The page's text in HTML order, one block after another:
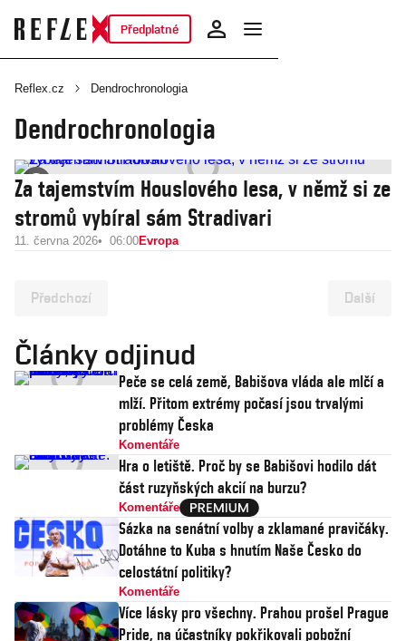
Předplatné
Reflex.cz Dendrochronologia
Dendrochronologia
Za tajemstvím Houslového lesa, v němž si ze
stromů vybíral sám Stradivari
11. června 2026 06:00Evropa
Předchozí Další
Články odjinud
Peče se celá země, Babišova vláda ale mlčí a
mlží. Přitom extrémy počasí jsou trvalými
problémy Česka
Komentáře
Hra o letiště. Proč by se Babišovi hodilo dát
část ruzyňských akcií na burzu?
Komentáře
Sázka na senátní volby a zklamané pravičáky.
Dotáhne to Kuba s hnutím Naše Česko do
celostátní politiky?
Komentáře
Více lásky pro všechny. Prahou prošel Prague
Pride, na účastníky pokřikovali pobožní